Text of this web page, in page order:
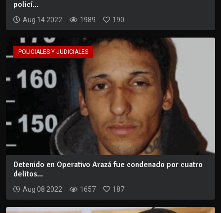
policí...
Aug 14 2022 1989 190
POLICIALES Y JUDICIALES
Detenido en Operativo Arazá fue condenado por cuatro
delitos...
Aug 08 2022 1657 187